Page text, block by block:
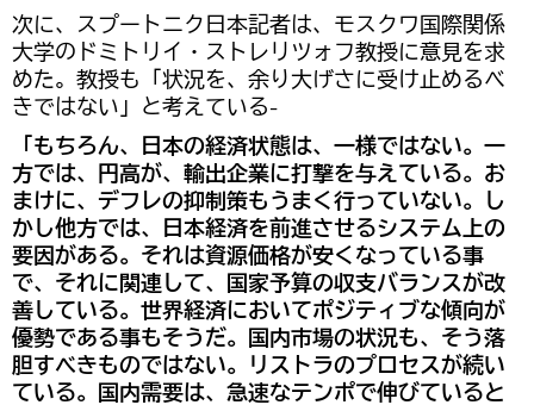
次に、スプートニク日本記者は、モスクワ国際関係
大学のドミトリイ・ストレリツォフ教授に意見を求
めた。教授も「状況を、余り大げさに受け止めるべ
きではない」と考えている-
「もちろん、日本の経済状態は、一様ではない。一
方では、円高が、輸出企業に打撃を与えている。お
まけに、デフレの抑制策もうまく行っていない。し
かし他方では、日本経済を前進させるシステム上の
要因がある。それは資源価格が安くなっている事
で、それに関連して、国家予算の収支バランスが改
善している。世界経済においてポジティブな傾向が
優勢である事もそうだ。国内市場の状況も、そう落
胆すべきものではない。リストラのプロセスが続い
ている。国内需要は、急速なテンポで伸びていると